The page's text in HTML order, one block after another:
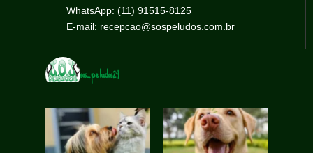
WhatsApp: (11) 91515-8125
E-mail: recepcao@sospeludos.com.br
sos_peludos24